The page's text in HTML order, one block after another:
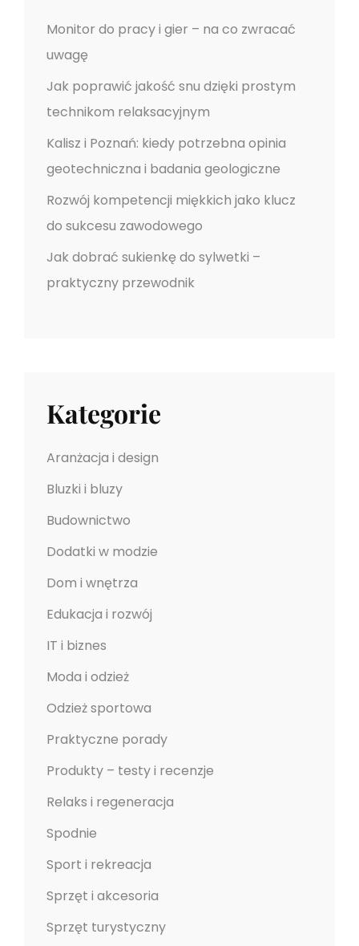
Monitor do pracy i gier – na co zwracać
uwagę
Jak poprawić jakość snu dzięki prostym
technikom relaksacyjnym
Kalisz i Poznań: kiedy potrzebna opinia
geotechniczna i badania geologiczne
Rozwój kompetencji miękkich jako klucz
do sukcesu zawodowego
Jak dobrać sukienkę do sylwetki –
praktyczny przewodnik
Kategorie
Aranżacja i design
Bluzki i bluzy
Budownictwo
Dodatki w modzie
Dom i wnętrza
Edukacja i rozwój
IT i biznes
Moda i odzież
Odzież sportowa
Praktyczne porady
Produkty – testy i recenzje
Relaks i regeneracja
Spodnie
Sport i rekreacja
Sprzęt i akcesoria
Sprzęt turystyczny